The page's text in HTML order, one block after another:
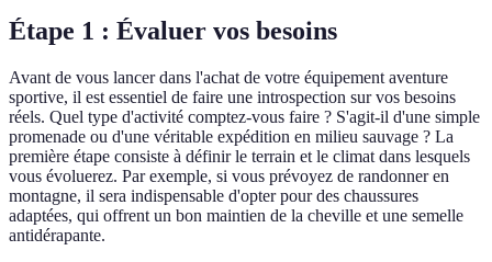
Étape 1 : Évaluer vos besoins
Avant de vous lancer dans l'achat de votre équipement aventure
sportive, il est essentiel de faire une introspection sur vos besoins
réels. Quel type d'activité comptez-vous faire ? S'agit-il d'une simple
promenade ou d'une véritable expédition en milieu sauvage ? La
première étape consiste à définir le terrain et le climat dans lesquels
vous évoluerez. Par exemple, si vous prévoyez de randonner en
montagne, il sera indispensable d'opter pour des chaussures
adaptées, qui offrent un bon maintien de la cheville et une semelle
antidérapante.